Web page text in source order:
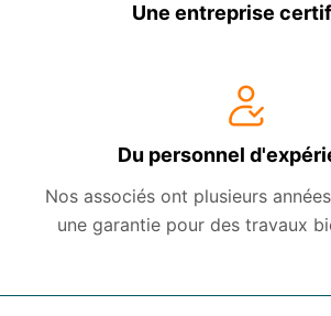
Une entreprise
Du personnel
Nos associés ont plusieurs
une garantie pour des travaux